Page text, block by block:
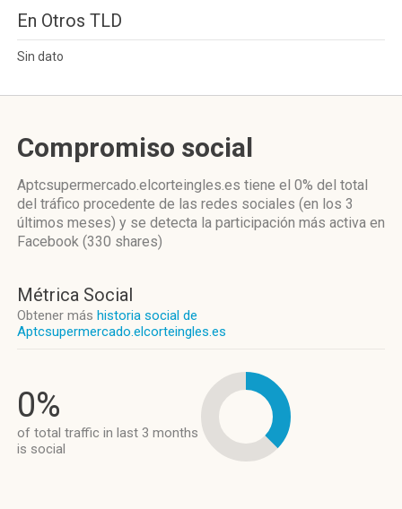
En Otros TLD
Sin dato
Compromiso social
Aptcsupermercado.elcorteingles.es tiene el 0% del total
del tráfico procedente de las redes sociales (en los 3
últimos meses) y se detecta la participación más activa en
Facebook (330 shares)
Métrica Social
Obtener más historia social de
Aptcsupermercado.elcorteingles.es
0%
of total traffic in last 3 months
is social